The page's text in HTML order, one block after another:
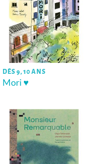
DÈS 9, 10 ANS
Mori ♥